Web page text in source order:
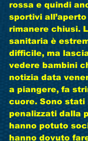
rossa e quindi
sportivi
rimanere chiusi.
sanitaria è
difficile, ma
vedere bambini
notizia data
a piangere, fa
cuore. Sono stati
penalizzati dalla
hanno potuto
hanno dovuto